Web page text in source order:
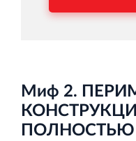
Миф 2.
ПОЛНОСТЬЮ